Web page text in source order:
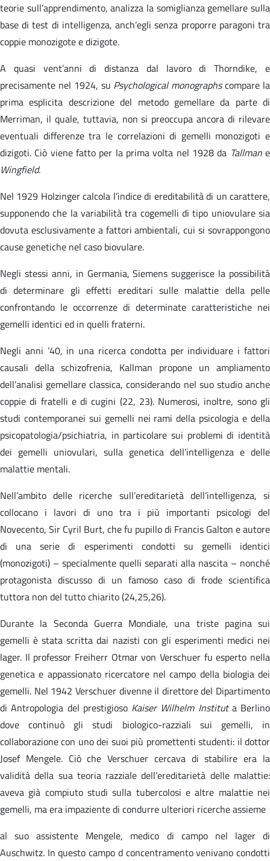
teorie sull’apprendimento, analizza la somiglianza gemellare sulla
base di test di intelligenza, anch’egli senza proporre paragoni tra
coppie monozigote e dizigote.
A quasi vent’anni di distanza dal lavoro di Thorndike, e
precisamente nel 1924, su Psychological monographscompare la
prima esplicita descrizione del metodo gemellare da parte di
Merriman, il quale, tuttavia, non si preoccupa ancora di rilevare
eventuali differenze tra le correlazioni di gemelli monozigoti e
dizigoti. Ciò viene fatto per la prima volta nel 1928 da Tallmane
Wingfield.
Nel 1929 Holzinger calcola l’indice di ereditabilità di un carattere,
supponendo che la variabilità tra cogemelli di tipo uniovulare sia
dovuta esclusivamente a fattori ambientali, cui si sovrappongono
cause genetiche nel caso biovulare.
Negli stessi anni, in Germania, Siemens suggerisce la possibilità
di determinare gli effetti ereditari sulle malattie della pelle
confrontando le occorrenze di determinate caratteristiche nei
gemelli identici ed in quelli fraterni.
Negli anni ’40, in una ricerca condotta per individuare i fattori
causali della schizofrenia, Kallman propone un ampliamento
dell’analisi gemellare classica, considerando nel suo studio anche
coppie di fratelli e di cugini (22, 23). Numerosi, inoltre, sono gli
studi contemporanei sui gemelli nei rami della psicologia e della
psicopatologia/psichiatria, in particolare sui problemi di identità
dei gemelli uniovulari, sulla genetica dell’intelligenza e delle
malattie mentali.
Nell’ambito delle ricerche sull’ereditarietà dell’intelligenza, si
collocano i lavori di uno tra i più importanti psicologi del
Novecento, Sir Cyril Burt, che fu pupillo di Francis Galton e autore
di una serie di esperimenti condotti su gemelli identici
(monozigoti) – specialmente quelli separati alla nascita – nonché
protagonista discusso di un famoso caso di frode scientifica
tuttora non del tutto chiarito (24,25,26).
Durante la Seconda Guerra Mondiale, una triste pagina sui
gemelli è stata scritta dai nazisti con gli esperimenti medici nei
lager. Il professor Freiherr Otmar von Verschuer fu esperto nella
genetica e appassionato ricercatore nel campo della biologia dei
gemelli. Nel 1942 Verschuer divenne il direttore del Dipartimento
di Antropologia del prestigioso Kaiser Wilhelm Instituta Berlino
dove continuò gli studi biologico-razziali sui gemelli, in
collaborazione con uno dei suoi più promettenti studenti: il dottor
Josef Mengele. Ciò che Verschuer cercava di stabilire era la
validità della sua teoria razziale dell’ereditarietà delle malattie:
aveva già compiuto studi sulla tubercolosi e altre malattie nei
gemelli, ma era impaziente di condurre ulteriori ricerche assieme
al suo assistente Mengele, medico di campo nel lager di
Auschwitz. In questo campo d concentramento venivano condotti